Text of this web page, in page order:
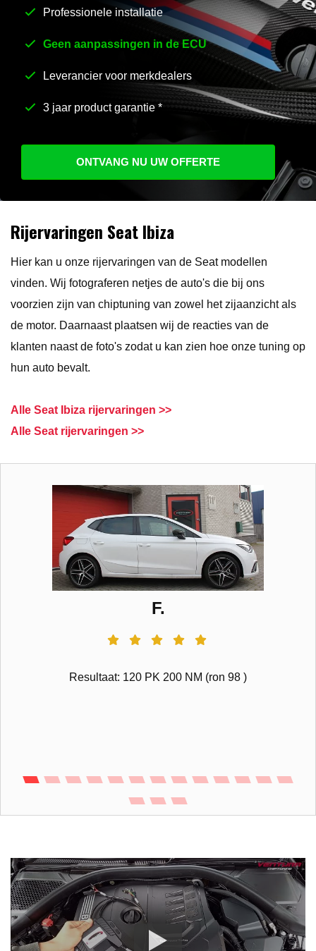
Rijervaringen Seat Ibiza
Hier kan u onze rijervaringen van de Seat modellen
vinden. Wij fotograferen netjes de auto's die bij ons
voorzien zijn van chiptuning van zowel het zijaanzicht als
de motor. Daarnaast plaatsen wij de reacties van de
klanten naast de foto's zodat u kan zien hoe onze tuning op
hun auto bevalt.
Alle Seat Ibiza rijervaringen >>
Alle Seat rijervaringen >>
Professionele installatie
Geen aanpassingen in de ECU
Leverancier voor merkdealers
3 jaar product garantie *
ONTVANG NU UW OFFERTE
F.
Resultaat: 120 PK 200 NM (ron 98 )